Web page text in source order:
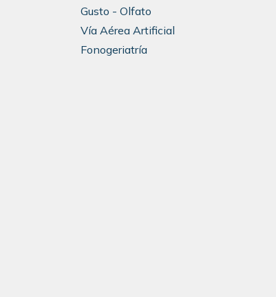
Gusto - Olfato
Vía Aérea Artificial
Fonogeriatría